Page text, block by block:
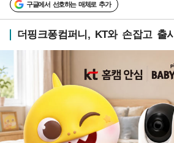
구글에서 선호하는 매체로 추가
더핑크퐁컴퍼니, KT와 손잡고 출시